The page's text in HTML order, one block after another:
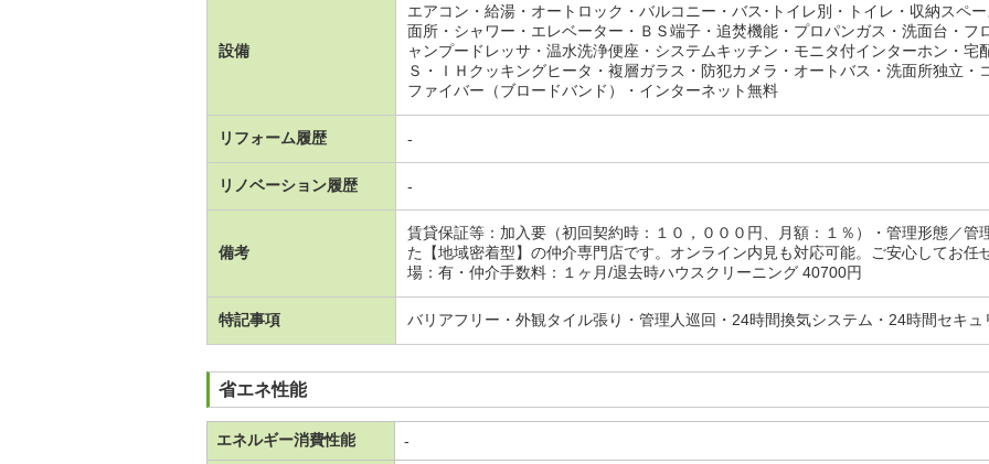
設備
エアコン・給湯・オートロック・バルコニー・バス･トイレ別・トイレ・収納スペ
面所・シャワー・エレベーター・ＢＳ端子・追焚機能・プロパンガス・洗面台・フ
ャンプードレッサ・温水洗浄便座・システムキッチン・モニタ付インターホン・宅
Ｓ・ＩＨクッキングヒータ・複層ガラス・防犯カメラ・オートバス・洗面所独立
ファイバー（ブロードバンド）・インターネット無料
リフォーム履歴 -
リノベーション履歴 -
備考
賃貸保証等：加入要（初回契約時：１０，０００円、月額：１％）・管理形態／管
た【地域密着型】の仲介専門店です。オンライン内見も対応可能。ご安心してお任
場：有・仲介手数料：１ヶ月/退去時ハウスクリーニング 40700円
特記事項 バリアフリー・外観タイル張り・管理人巡回・24時間換気システム・24時間セキ
省エネ性能
エネルギー消費性能 -